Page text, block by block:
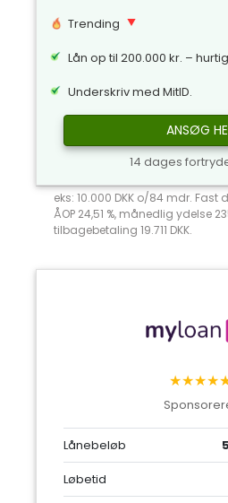
Trending
Lån op til 200.000 kr. –
Underskriv med MitID.
ANSØG
14 dages
eks: 10.000 DKK o/84 mdr. Fast
ÅOP 24,51 %, månedlig ydelse
tilbagebetaling 19.711 DKK.
Lånebeløb
Løbetid